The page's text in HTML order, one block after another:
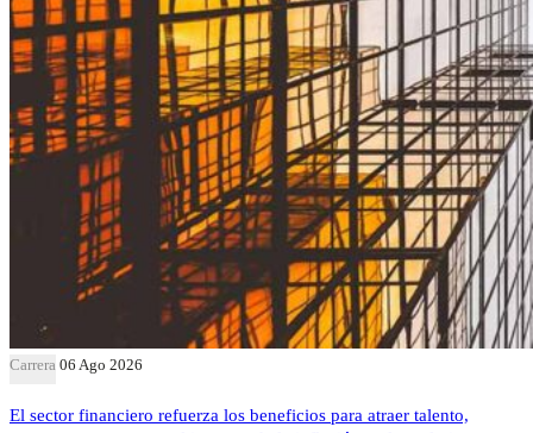
Carrera 06 Ago 2026
El sector financiero refuerza los beneficios para atraer talento,